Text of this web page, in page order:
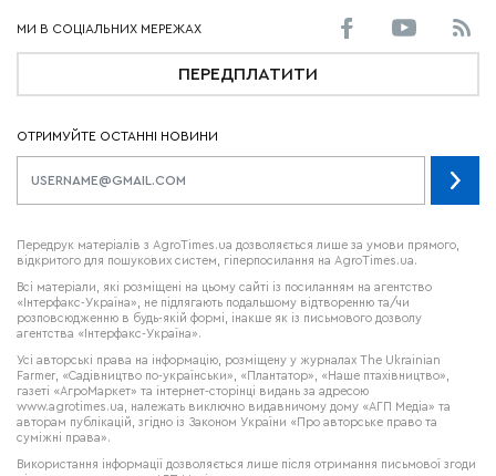
ПЕРЕДПЛАТИТИ
ОТРИМУЙТЕ ОСТАННІ НОВИНИ
Передрук матеріалів з AgroTimes.ua дозволяється лише за умови прямого,
відкритого для пошукових систем, гіперпосилання на AgroTimes.ua.
Всі матеріали, які розміщені на цьому сайті із посиланням на агентство
«Інтерфакс-Україна», не підлягають подальшому відтворенню та/чи
розповсюдженню в будь-якій формі, інакше як із письмового дозволу
агентства «Інтерфакс-Україна».
Усі авторські права на інформацію, розміщену у журналах The Ukrainian
Farmer, «Садівництво по-українськи», «Плантатор», «Наше птахівництво»,
газеті «АгроМаркет» та інтернет-сторінці видань за адресою
www.agrotimes.ua, належать виключно видавничому дому «АГП Медіа» та
авторам публікацій, згідно із Законом України «Про авторське право та
суміжні права».
Використання інформації дозволяється лише після отримання письмової згоди